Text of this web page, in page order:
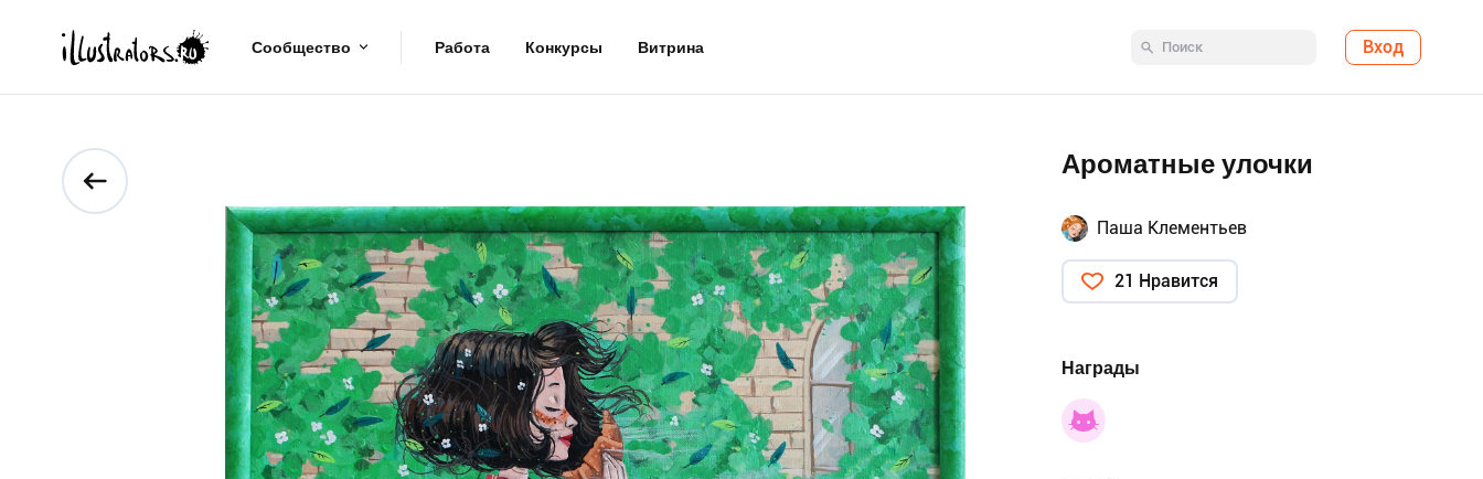
Сообщество Работа Конкурсы Витрина Вход
Ароматные улочки
Паша Клементьев
21 Нравится
Награды